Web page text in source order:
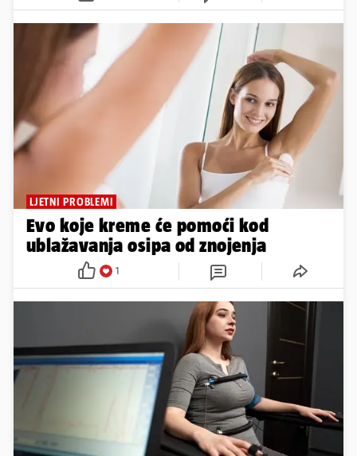
LJETNI PROBLEMI
Evo koje kreme će pomoći kod
ublažavanja osipa od znojenja
1